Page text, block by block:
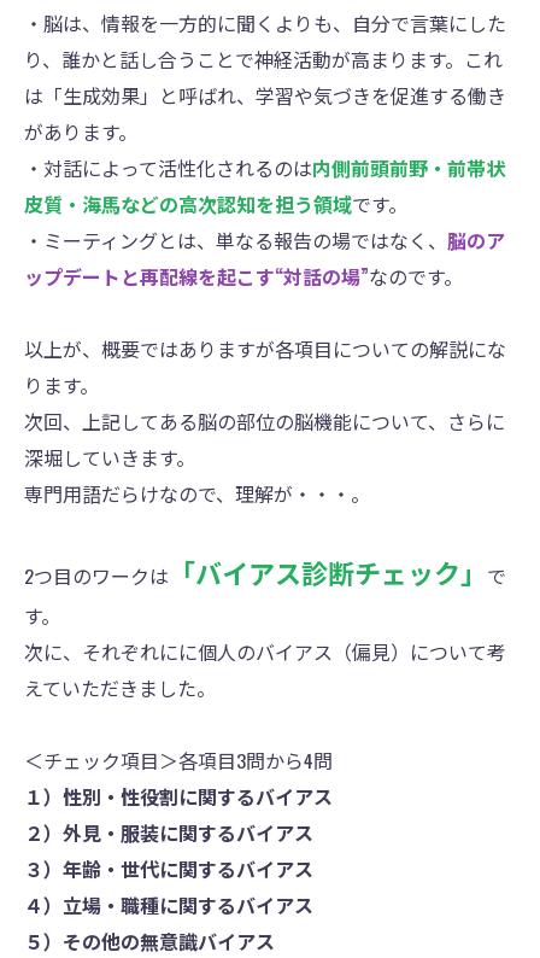
・脳は、情報を一方的に聞くよりも、自分で言葉にした
り、誰かと話し合うことで神経活動が高まります。これ
は「生成効果」と呼ばれ、学習や気づきを促進する働き
があります。
・対話によって活性化されるのは内側前頭前野・前帯状
皮質・海馬などの高次認知を担う領域です。
・ミーティングとは、単なる報告の場ではなく、 脳のア
ップデートと再配線を起こす“対話の場”なのです。
以上が、概要ではありますが各項目についての解説にな
ります。
次回、上記してある脳の部位の脳機能について、さらに
深堀していきます。
専門用語だらけなので、理解が・・・。
2つ目のワークは 「バイアス診断チェック」
で
す。
次に、それぞれにに個人のバイアス（偏見）について考
えていただきました。
＜チェック項目＞各項目3問から4問
１）性別・性役割に関するバイアス
２）外見・服装に関するバイアス
３）年齢・世代に関するバイアス
４）立場・職種に関するバイアス
５）その他の無意識バイアス